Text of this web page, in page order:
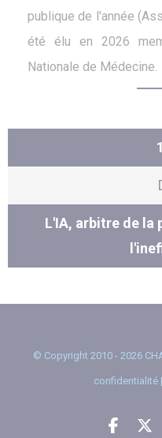
publique de l'année
été élu en 2026
Nationale de Médecine.
L'IA, arbitre de la
© Copyright 2010 - 2026
confidentialité|